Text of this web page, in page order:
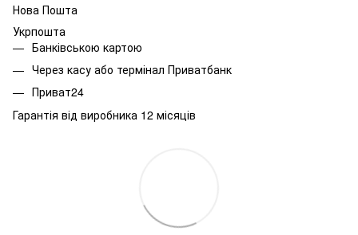
Нова Пошта
Укрпошта
Банківською картою
Через касу або термінал Приватбанк
Приват24
Гарантія від виробника 12 місяців